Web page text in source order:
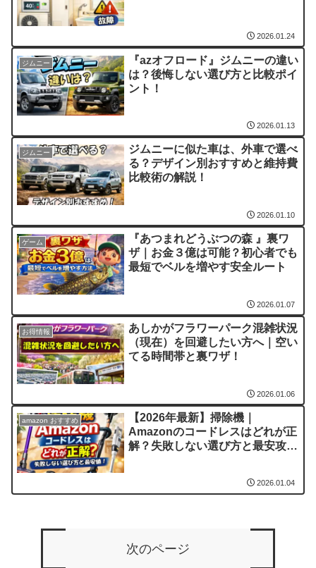
2026.01.24
ジムニー
『azオフロード』ジムニーの違い
は？後悔しない選び方と比較ポイ
ント！
2026.01.13
ジムニー
ジムニーに似た車は、外車で選べ
る？デザイン別おすすめと維持費
比較術の解説！
2026.01.10
ゲーム
『あつまれどうぶつの森 』裏ワ
ザ｜お金３億は可能？初心者でも
最短でベルを増やす安全ルート
2026.01.07
お得情報
あしかがフラワーパーク混雑状況
（現在）を回避したい方へ｜空い
てる時間帯と裏ワザ！
2026.01.06
amazon おすすめ
【2026年最新】掃除機｜
Amazonのコードレスはどれが正
解？失敗しない選び方と最安攻
2026.01.04
次のページ